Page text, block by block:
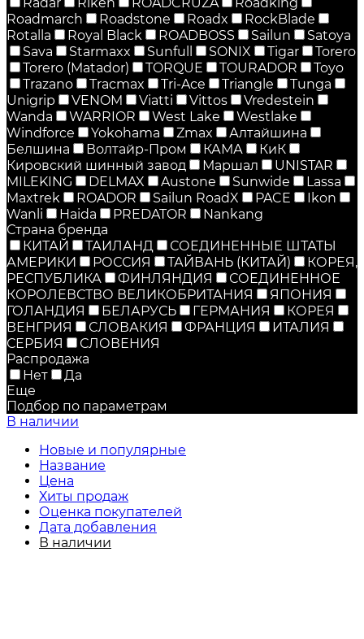
Roadmarch
Roadstone Roadx
RockBlade
Rotalla
Royal Black ROADBOSS Sailun
Satoya
Sava
Starmaxx Sunfull SONIX Tigar
Torero
Torero (Matador)
TORQUE TOURADOR
Toyo
Trazano
Tracmax Tri-Ace Triangle
Tunga
Unigrip
VENOM Viatti Vittos
Vredestein
Wanda
WARRIOR West Lake
Westlake
Windforce
Yokohama Zmax
Алтайшина
Белшина
Волтайр-Пром КАМА
КиК
Кировский шинный завод
Маршал
UNISTAR
MILEKING
DELMAX Austone Sunwide
Lassa
Maxtrek
ROADOR Sailun RoadX PACE
Ikon
Wanli
Haida PREDATOR
Nankang
Страна бренда
КИТАЙ
ТАИЛАНД
СОЕДИНЕННЫЕ ШТАТЫ
АМЕРИКИ
РОССИЯ ТАЙВАНЬ (КИТАЙ)
КОРЕЯ,
РЕСПУБЛИКА
ФИНЛЯНДИЯ
СОЕДИНЕННОЕ
КОРОЛЕВСТВО ВЕЛИКОБРИТАНИЯ
ЯПОНИЯ
ГОЛАНДИЯ
БЕЛАРУСЬ ГЕРМАНИЯ
КОРЕЯ
ВЕНГРИЯ
СЛОВАКИЯ ФРАНЦИЯ
ИТАЛИЯ
СЕРБИЯ
СЛОВЕНИЯ
Распродажа
Нет
Да
Еще
Подбор по параметрам
В наличии
Новые и популярные
Название
Цена
Хиты продаж
Оценка покупателей
Дата добавления
В наличии